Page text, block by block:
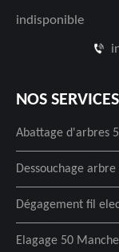
indisponible
NOS SERVICES
Abattage d'arbres
Dessouchage
Dégagement fil
Elagage 50 Manche